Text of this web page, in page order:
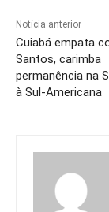
Notícia anterior
Cuiabá empata
Santos, carimba
permanência na
à Sul-Americana